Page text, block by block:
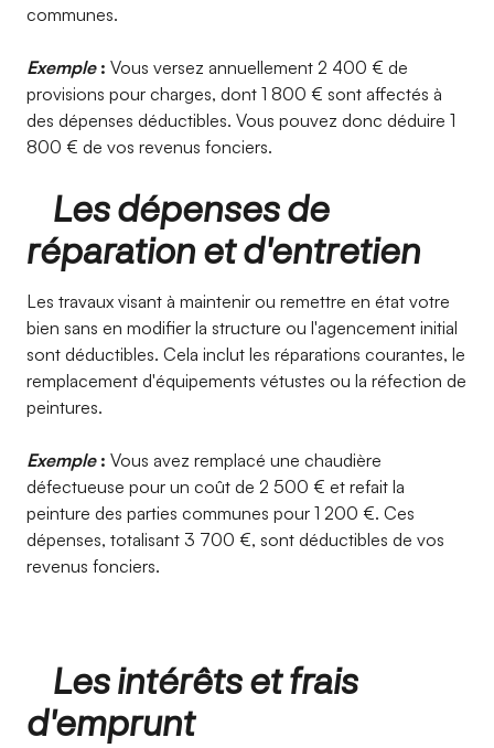
communes.
Exemple: Vous versez annuellement 2 400 € de
provisions pour charges, dont 1 800 € sont affectés à
des dépenses déductibles. Vous pouvez donc déduire 1
800 € de vos revenus fonciers.
Les dépenses de
réparation et d'entretien
Les travaux visant à maintenir ou remettre en état votre
bien sans en modifier la structure ou l'agencement initial
sont déductibles. Cela inclut les réparations courantes, le
remplacement d'équipements vétustes ou la réfection de
peintures.
Exemple: Vous avez remplacé une chaudière
défectueuse pour un coût de 2 500 € et refait la
peinture des parties communes pour 1 200 €. Ces
dépenses, totalisant 3 700 €, sont déductibles de vos
revenus fonciers.
Les intérêts et frais
d'emprunt